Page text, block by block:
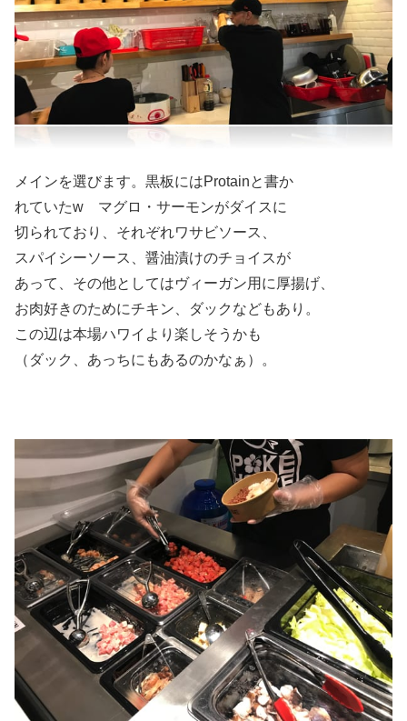
メインを選びます。黒板にはProtainと書か
れていたw マグロ・サーモンがダイスに
切られており、それぞれワサビソース、
スパイシーソース、醤油漬けのチョイスが
あって、その他としてはヴィーガン用に厚揚げ、
お肉好きのためにチキン、ダックなどもあり。
この辺は本場ハワイより楽しそうかも
（ダック、あっちにもあるのかなぁ）。